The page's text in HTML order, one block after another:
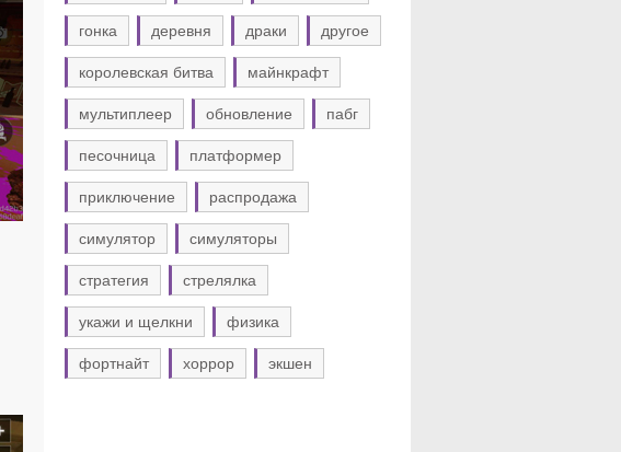
гонка деревня драки другое
королевская битва майнкрафт
мультиплеер обновление пабг
песочница платформер
приключение распродажа
симулятор симуляторы
стратегия стрелялка
укажи и щелкни физика
фортнайт хоррор экшен